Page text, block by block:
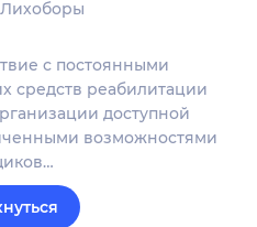
Лихоборы
с постоянными
средств реабилитации
доступной
возможностями